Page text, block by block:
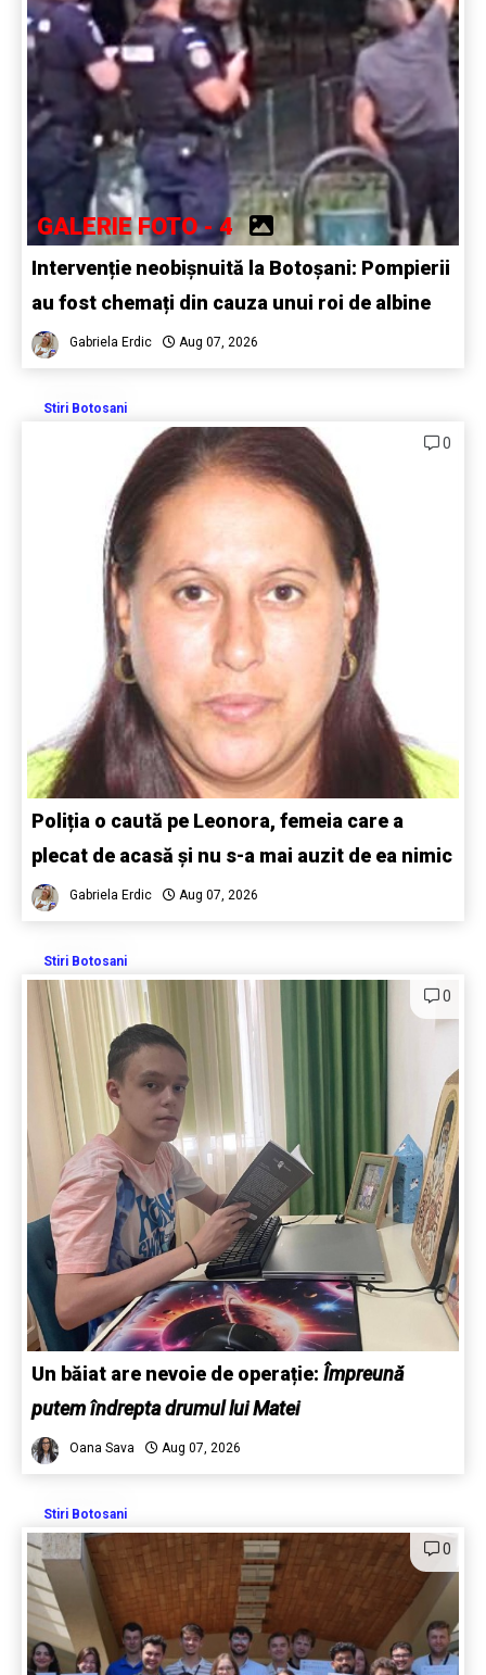
GALERIE FOTO - 4
Intervenție neobișnuită la Botoșani: Pompierii
au fost chemați din cauza unui roi de albine
Gabriela Erdic Aug 07, 2026
Stiri Botosani
0
Poliția o caută pe Leonora, femeia care a
plecat de acasă și nu s-a mai auzit de ea nimic
Gabriela Erdic Aug 07, 2026
Stiri Botosani
0
Un băiat are nevoie de operație: Împreună
putem îndrepta drumul lui Matei
Oana Sava Aug 07, 2026
Stiri Botosani
0